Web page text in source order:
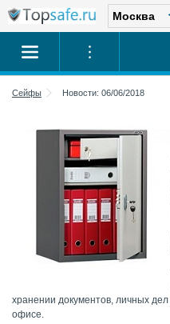
Сейфы Новости: 06/06/2018
хранении документов, личных
офисе.